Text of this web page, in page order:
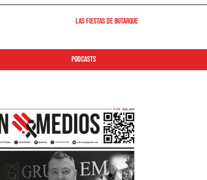
Las Fiestas de Butarque 2026 arrancan este
podcasts